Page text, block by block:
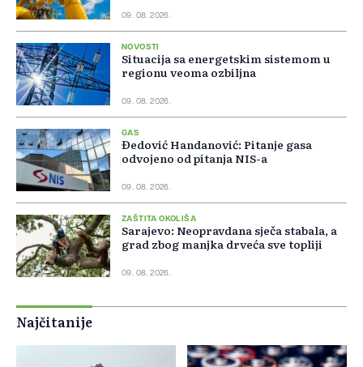
09. 08. 2026.
NOVOSTI
Situacija sa energetskim sistemom u
regionu veoma ozbiljna
09. 08. 2026.
GAS
Đedović Handanović: Pitanje gasa
odvojeno od pitanja NIS-a
09. 08. 2026.
ZAŠTITA OKOLIŠA
Sarajevo: Neopravdana sječa stabala, a
grad zbog manjka drveća sve topliji
09. 08. 2026.
Najčitanije